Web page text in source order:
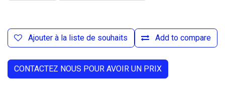
Add to compare
Ajouter à la liste de souhaits
CONTACTEZ NOUS POUR AVOIR UN PRIX